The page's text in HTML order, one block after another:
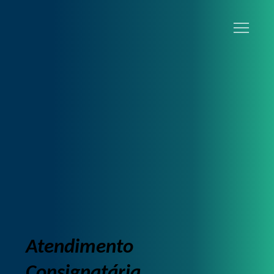
Atendimento